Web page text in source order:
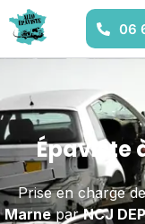
06
Épaviste
Prise en charge
MarneparNCJ